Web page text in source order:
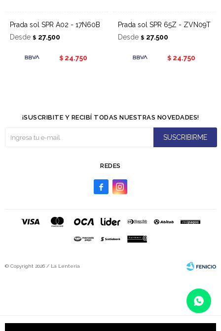
Prada sol SPR A02 - 17N60B
Desde $ 27.500
$ 24.750
Prada sol SPR 65Z - ZVN09T
Desde $ 27.500
$ 24.750
REDES
 
¡SUSCRIBITE Y RECIBÍ TODAS NUESTRAS NOVEDADES!
SUSCRIBIRME
© Copyright 2026 / La Lenteria